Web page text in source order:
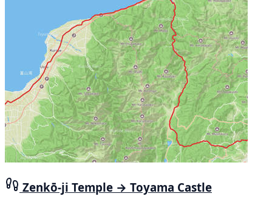
Zenkō-ji Temple → Toyama Castle